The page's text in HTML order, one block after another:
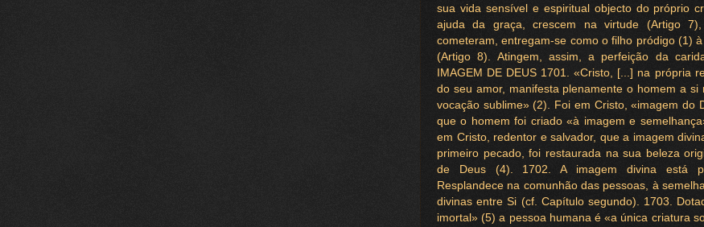
sua vida sensível e espiritual objecto do próprio
ajuda da graça, crescem na virtude (Artigo
cometeram, entregam-se como o filho pródigo (1)
(Artigo 8). Atingem, assim, a perfeição da
IMAGEM DE DEUS 1701. «Cristo, [...] na própria
do seu amor, manifesta plenamente o homem a
vocação sublime» (2). Foi em Cristo, «imagem do
que o homem foi criado «à imagem e
em Cristo, redentor e salvador, que a imagem
primeiro pecado, foi restaurada na sua beleza
de Deus (4). 1702. A imagem divina está
Resplandece na comunhão das pessoas, à
divinas entre Si (cf. Capítulo segundo). 1703.
imortal» (5) a pessoa humana é «a única criatura